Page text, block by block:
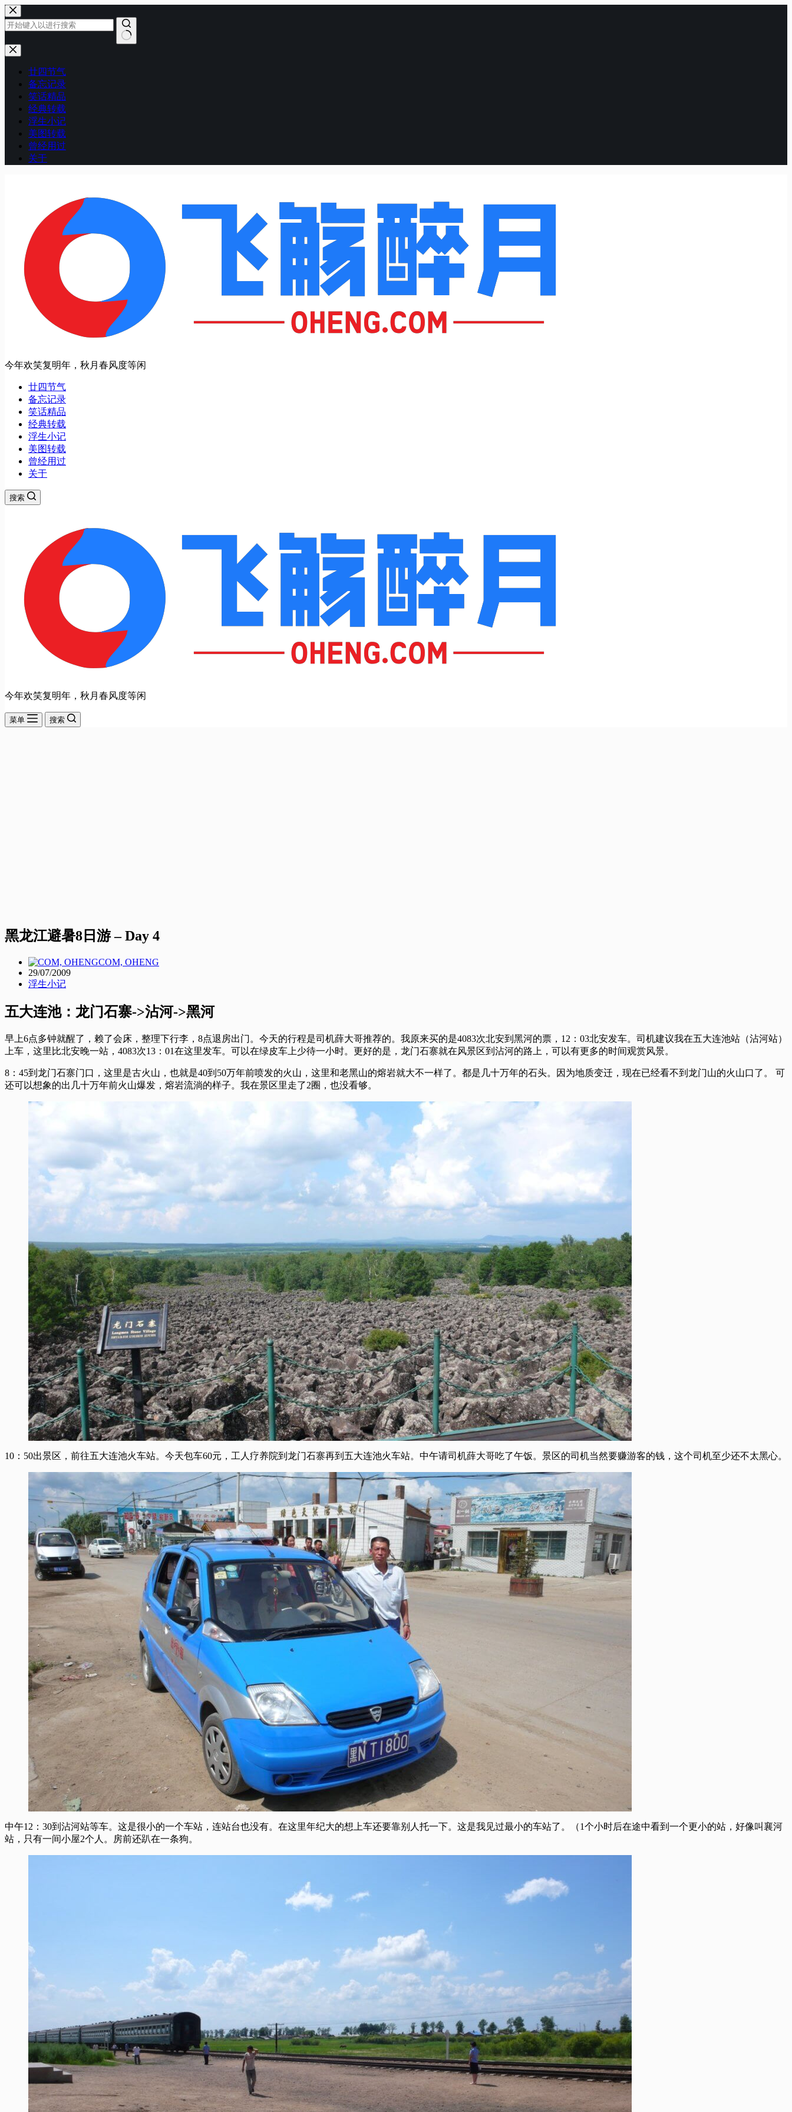
跳
至
内
容
无
廿四节气
备忘记录
笑话精品
经典转载
浮生小记
美图转载
曾经用过
关于
今年欢笑复明年，秋月春风度等闲
廿四节气
备忘记录
笑话精品
经典转载
浮生小记
美图转载
曾经用过
关于
搜索
今年欢笑复明年，秋月春风度等闲
菜单 搜索
黑龙江避暑8日游 – Day 4
COM, OHENG
29/07/2009
浮生小记
五大连池：龙门石寨->沾河->黑河
早上6点多钟就醒了，赖了会床，整理下行李，8点退房出门。今天的行程是司机薛大哥推荐的。我原来买的是4083次北安到黑河的票，12：03北安发车。司机建议我在五大连池站（沾河站）
上车，这里比北安晚一站，4083次13：01在这里发车。可以在绿皮车上少待一小时。更好的是，龙门石寨就在风景区到沾河的路上，可以有更多的时间观赏风景。
8：45到龙门石寨门口，这里是古火山，也就是40到50万年前喷发的火山，这里和老黑山的熔岩就大不一样了。都是几十万年的石头。因为地质变迁，现在已经看不到龙门山的火山口了。 可
还可以想象的出几十万年前火山爆发，熔岩流淌的样子。我在景区里走了2圈，也没看够。
10：50出景区，前往五大连池火车站。今天包车60元，工人疗养院到龙门石寨再到五大连池火车站。中午请司机薛大哥吃了午饭。景区的司机当然要赚游客的钱，这个司机至少还不太黑心。
中午12：30到沾河站等车。这是很小的一个车站，连站台也没有。在这里年纪大的想上车还要靠别人托一下。这是我见过最小的车站了。（1个小时后在途中看到一个更小的站，好像叫襄河
站，只有一间小屋2个人。房前还趴在一条狗。